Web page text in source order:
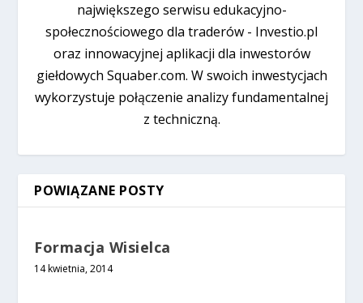
największego serwisu edukacyjno-
społecznościowego dla traderów - Investio.pl
oraz innowacyjnej aplikacji dla inwestorów
giełdowych Squaber.com. W swoich inwestycjach
wykorzystuje połączenie analizy fundamentalnej
z techniczną.
POWIĄZANE POSTY
Formacja Wisielca
14 kwietnia, 2014